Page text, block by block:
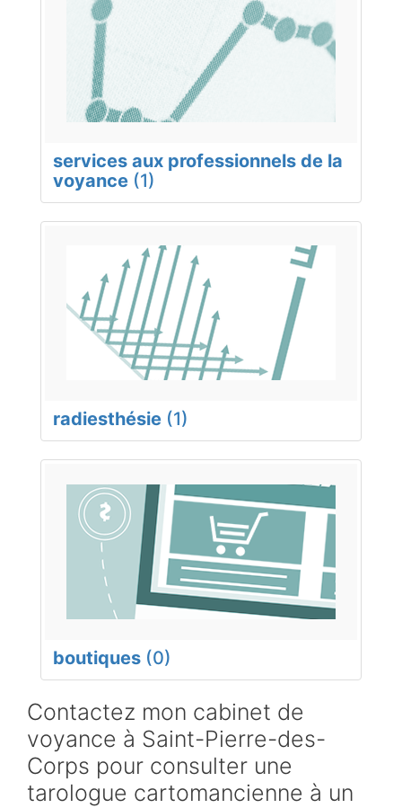
services aux professionnels de la
voyance (1)
radiesthésie (1)
boutiques (0)
Contactez mon cabinet de
voyance à Saint-Pierre-des-
Corps pour consulter une
tarologue cartomancienne à un